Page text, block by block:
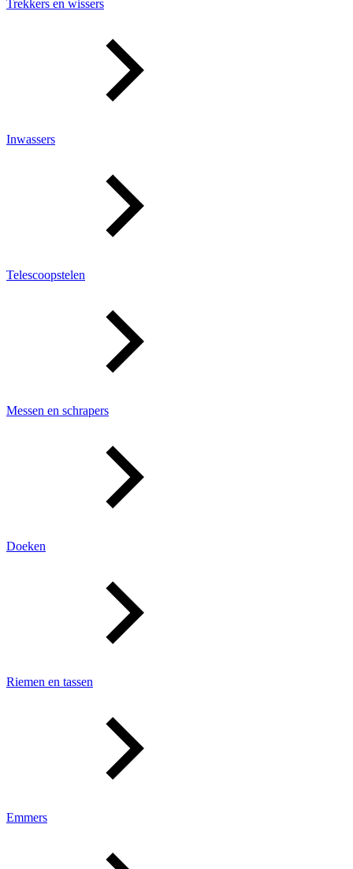
Trekkers en wissers
Inwassers
Telescoopstelen
Messen en schrapers
Doeken
Riemen en tassen
Emmers